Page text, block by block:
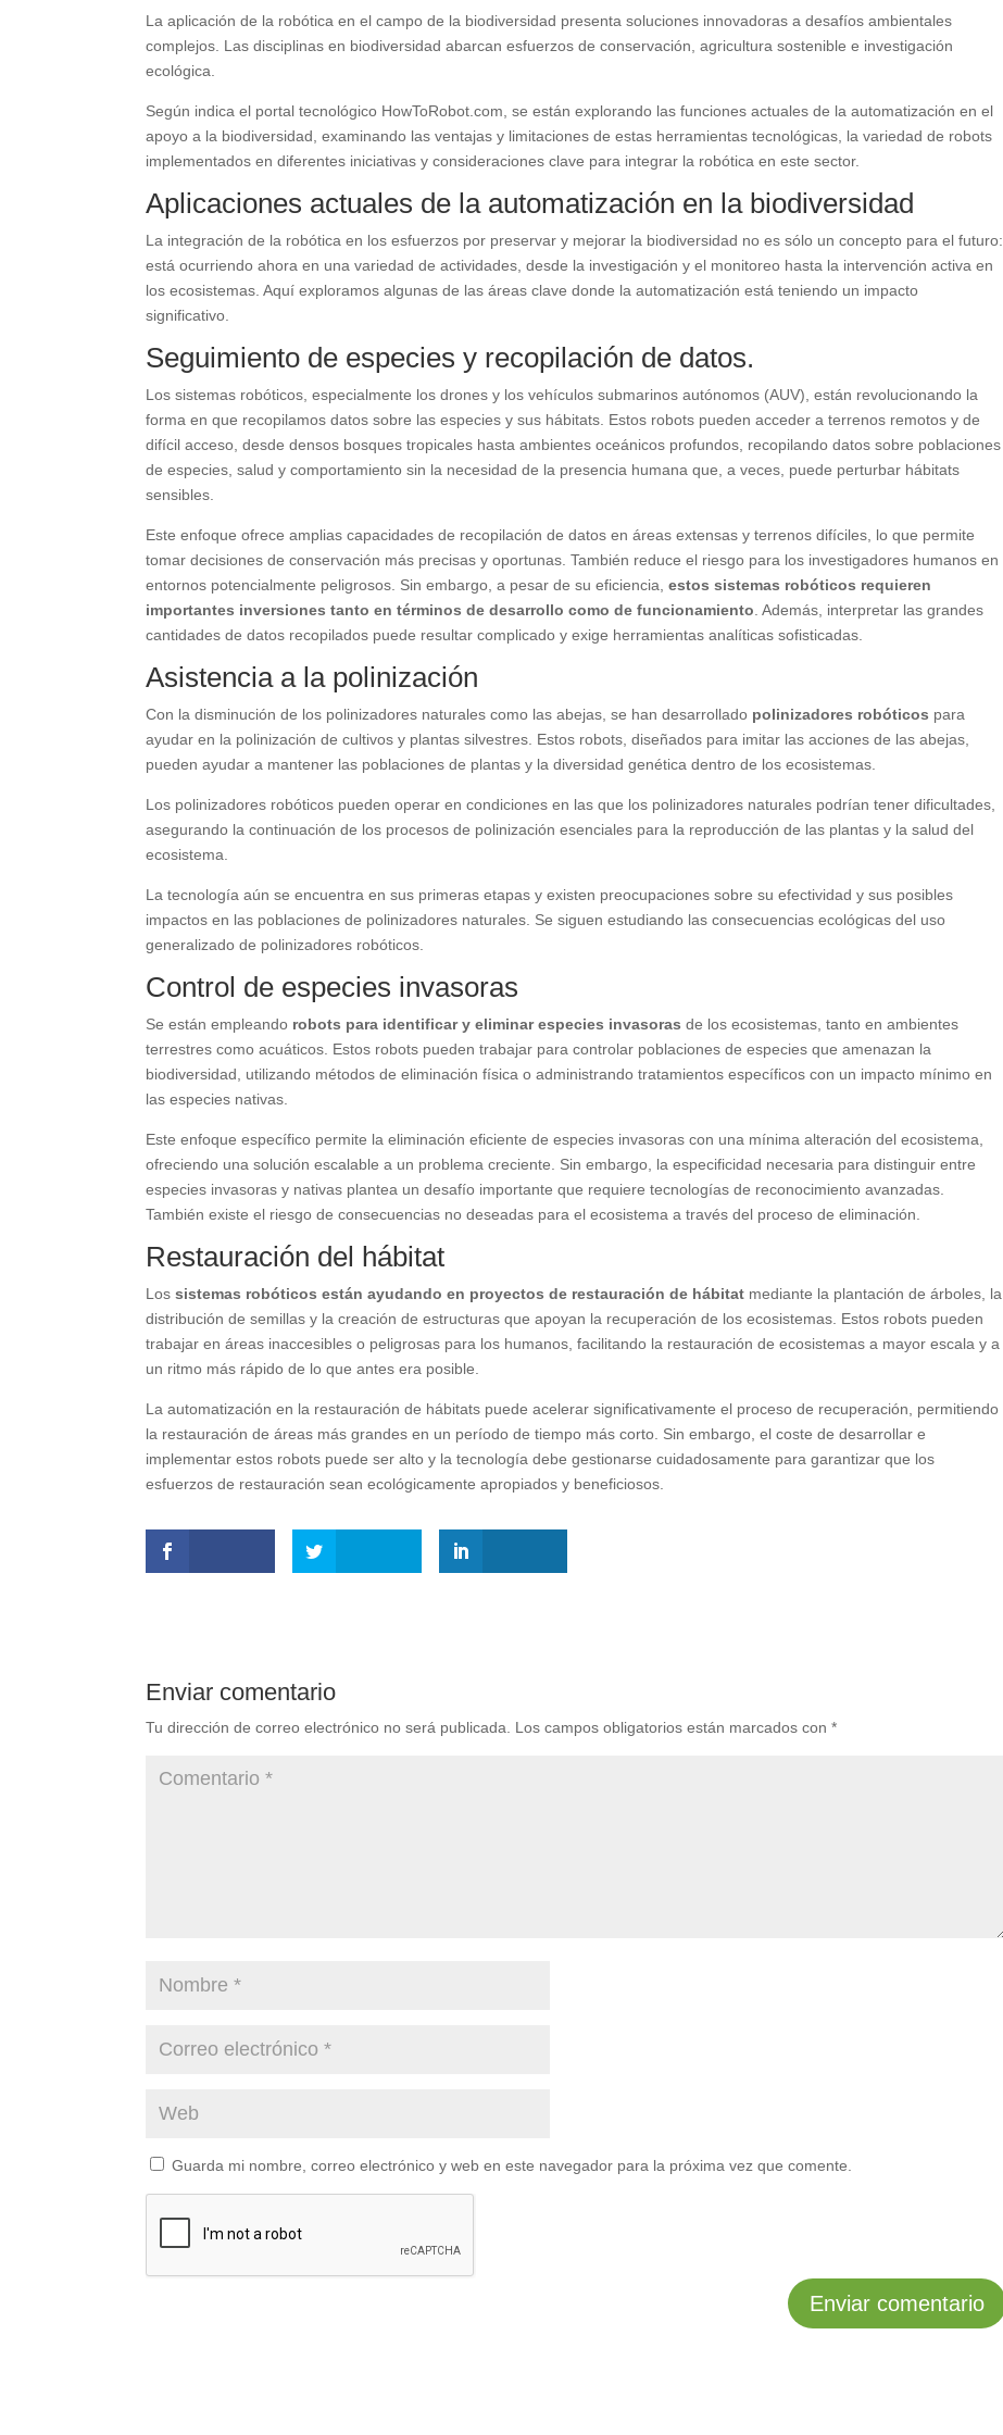
La aplicación de la robótica en el campo de la biodiversidad presenta soluciones innovadoras a desafíos ambientales
complejos. Las disciplinas en biodiversidad abarcan esfuerzos de conservación, agricultura sostenible e investigación
ecológica.
Según indica el portal tecnológico HowToRobot.com, se están explorando las funciones actuales de la automatización en el
apoyo a la biodiversidad, examinando las ventajas y limitaciones de estas herramientas tecnológicas, la variedad de robots
implementados en diferentes iniciativas y consideraciones clave para integrar la robótica en este sector.
Aplicaciones actuales de la automatización en la biodiversidad
La integración de la robótica en los esfuerzos por preservar y mejorar la biodiversidad no es sólo un concepto para el futuro:
está ocurriendo ahora en una variedad de actividades, desde la investigación y el monitoreo hasta la intervención activa en
los ecosistemas. Aquí exploramos algunas de las áreas clave donde la automatización está teniendo un impacto
significativo.
Seguimiento de especies y recopilación de datos.
Los sistemas robóticos, especialmente los drones y los vehículos submarinos autónomos (AUV), están revolucionando la
forma en que recopilamos datos sobre las especies y sus hábitats. Estos robots pueden acceder a terrenos remotos y de
difícil acceso, desde densos bosques tropicales hasta ambientes oceánicos profundos, recopilando datos sobre poblaciones
de especies, salud y comportamiento sin la necesidad de la presencia humana que, a veces, puede perturbar hábitats
sensibles.
Este enfoque ofrece amplias capacidades de recopilación de datos en áreas extensas y terrenos difíciles, lo que permite
tomar decisiones de conservación más precisas y oportunas. También reduce el riesgo para los investigadores humanos en
entornos potencialmente peligrosos. Sin embargo, a pesar de su eficiencia,estos sistemas robóticos requieren
importantes inversiones tanto en términos de desarrollo como de funcionamiento . Además, interpretar las grandes
cantidades de datos recopilados puede resultar complicado y exige herramientas analíticas sofisticadas.
Asistencia a la polinización
Con la disminución de los polinizadores naturales como las abejas, se han desarrollado polinizadores robóticos para
ayudar en la polinización de cultivos y plantas silvestres. Estos robots, diseñados para imitar las acciones de las abejas,
pueden ayudar a mantener las poblaciones de plantas y la diversidad genética dentro de los ecosistemas.
Los polinizadores robóticos pueden operar en condiciones en las que los polinizadores naturales podrían tener dificultades,
asegurando la continuación de los procesos de polinización esenciales para la reproducción de las plantas y la salud del
ecosistema.
La tecnología aún se encuentra en sus primeras etapas y existen preocupaciones sobre su efectividad y sus posibles
impactos en las poblaciones de polinizadores naturales. Se siguen estudiando las consecuencias ecológicas del uso
generalizado de polinizadores robóticos.
Control de especies invasoras
Se están empleando robots para identificar y eliminar especies invasoras de los ecosistemas, tanto en ambientes
terrestres como acuáticos. Estos robots pueden trabajar para controlar poblaciones de especies que amenazan la
biodiversidad, utilizando métodos de eliminación física o administrando tratamientos específicos con un impacto mínimo en
las especies nativas.
Este enfoque específico permite la eliminación eficiente de especies invasoras con una mínima alteración del ecosistema,
ofreciendo una solución escalable a un problema creciente. Sin embargo, la especificidad necesaria para distinguir entre
especies invasoras y nativas plantea un desafío importante que requiere tecnologías de reconocimiento avanzadas.
También existe el riesgo de consecuencias no deseadas para el ecosistema a través del proceso de eliminación.
Restauración del hábitat
Lossistemas robóticos están ayudando en proyectos de restauración de hábitat mediante la plantación de árboles, la
distribución de semillas y la creación de estructuras que apoyan la recuperación de los ecosistemas. Estos robots pueden
trabajar en áreas inaccesibles o peligrosas para los humanos, facilitando la restauración de ecosistemas a mayor escala y a
un ritmo más rápido de lo que antes era posible.
La automatización en la restauración de hábitats puede acelerar significativamente el proceso de recuperación, permitiendo
la restauración de áreas más grandes en un período de tiempo más corto. Sin embargo, el coste de desarrollar e
implementar estos robots puede ser alto y la tecnología debe gestionarse cuidadosamente para garantizar que los
esfuerzos de restauración sean ecológicamente apropiados y beneficiosos.
Enviar comentario
Tu dirección de correo electrónico no será publicada. Los campos obligatorios están marcados con*
Guarda mi nombre, correo electrónico y web en este navegador para la próxima vez que comente.